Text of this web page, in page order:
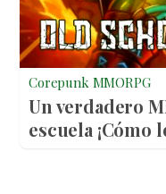
Corepunk MMORPG
Un verdadero
escuela ¡Cómo